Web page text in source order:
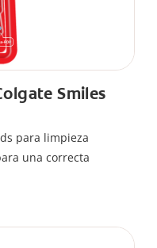
Smiles
para limpieza
una correcta